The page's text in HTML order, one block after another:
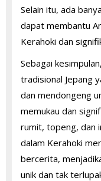
Selain itu, ada
dapat membantu
Kerahoki dan
Sebagai
tradisional Jepang
dan mendongeng
memukau dan
rumit, topeng, dan
dalam Kerahoki
bercerita,
unik dan tak